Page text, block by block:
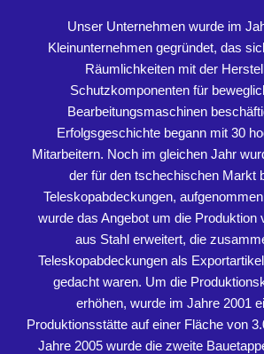
Unser Unternehmen wurde im
Kleinunternehmen gegründet, das
Räumlichkeiten mit der
Schutzkomponenten für
Bearbeitungsmaschinen
Erfolgsgeschichte begann mit 30
Mitarbeitern. Noch im gleichen Jahr
der für den tschechischen Markt
Teleskopabdeckungen,
wurde das Angebot um die Produktion
aus Stahl erweitert, die
Teleskopabdeckungen als
gedacht waren. Um die
erhöhen, wurde im Jahre 2001
Produktionsstätte auf einer Fläche von
Jahre 2005 wurde die zweite